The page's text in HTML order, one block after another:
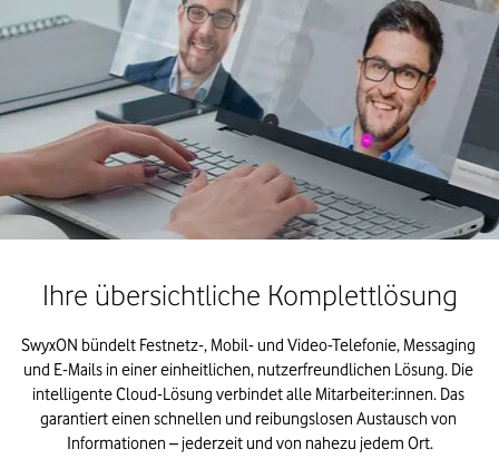
Ihre übersichtliche Komplettlösung
SwyxON bündelt Festnetz-, Mobil- und Video-Telefonie, Messaging
und E-Mails in einer einheitlichen, nutzerfreundlichen Lösung. Die
intelligente Cloud-Lösung verbindet alle Mitarbeiter:innen. Das
garantiert einen schnellen und reibungslosen Austausch von
Informationen – jederzeit und von nahezu jedem Ort.